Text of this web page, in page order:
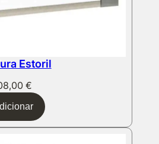
Estoril
€